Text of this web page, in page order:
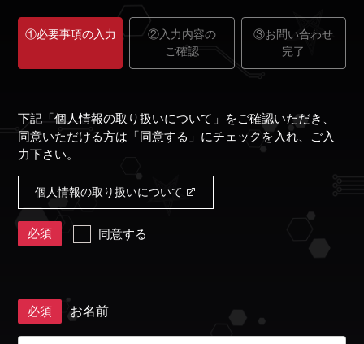
①必要事項の入力
②入力内容の
ご確認
③お問い合わせ
完了
下記「個人情報の取り扱いについて」をご確認いただき、
同意いただける方は「同意する」にチェックを入れ、ご入
力下さい。
個人情報の取り扱いについて
必須 同意する
必須 お名前